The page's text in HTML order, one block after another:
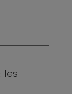
les